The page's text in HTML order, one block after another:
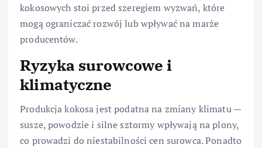
kokosowych stoi przed szeregiem wyzwań, które
mogą ograniczać rozwój lub wpływać na marże
producentów.
Ryzyka surowcowe i
klimatyczne
Produkcja kokosa jest podatna na zmiany klimatu —
susze, powodzie i silne sztormy wpływają na plony,
co prowadzi do niestabilności cen surowca. Ponadto